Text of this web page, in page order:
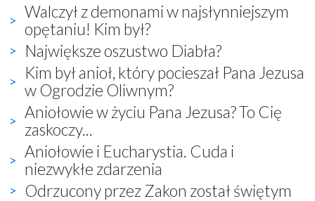
Walczył z demonami w najsłynniejszym
opętaniu! Kim był?
Największe oszustwo Diabła?
Kim był anioł, który pocieszał Pana Jezusa
w Ogrodzie Oliwnym?
Aniołowie w życiu Pana Jezusa? To Cię
zaskoczy...
Aniołowie i Eucharystia. Cuda i
niezwykłe zdarzenia
Odrzucony przez Zakon został świętym